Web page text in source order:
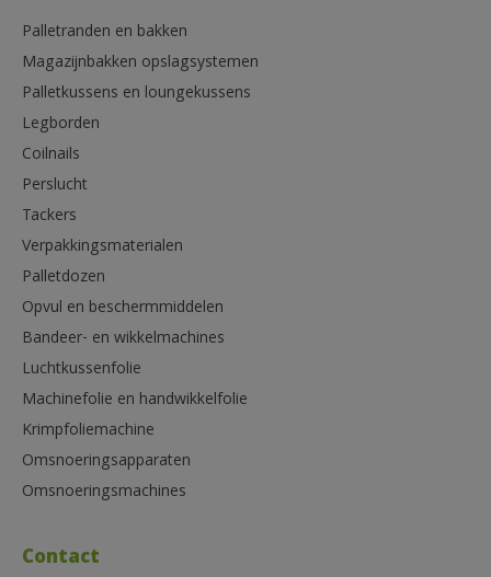
Palletranden en bakken
Magazijnbakken opslagsystemen
Palletkussens en loungekussens
Legborden
Coilnails
Perslucht
Tackers
Verpakkingsmaterialen
Palletdozen
Opvul en beschermmiddelen
Bandeer- en wikkelmachines
Luchtkussenfolie
Machinefolie en handwikkelfolie
Krimpfoliemachine
Omsnoeringsapparaten
Omsnoeringsmachines
Contact